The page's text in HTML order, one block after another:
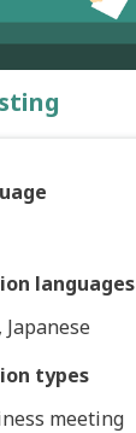
languages
types
meeting